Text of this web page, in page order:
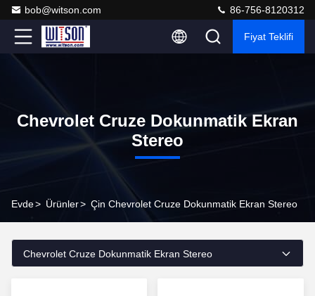
bob@witson.com 86-756-8120312
Fiyat Teklifi
Chevrolet Cruze Dokunmatik Ekran
Stereo
Evde> Ürünler> Çin Chevrolet Cruze Dokunmatik Ekran Stereo
Chevrolet Cruze Dokunmatik Ekran Stereo